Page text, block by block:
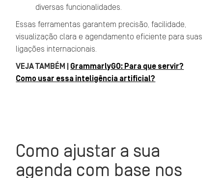
diversas funcionalidades.
Essas ferramentas garantem precisão, facilidade,
visualização clara e agendamento eficiente para suas
ligações internacionais.
VEJA TAMBÉM | GrammarlyGO: Para que servir?
Como usar essa inteligência artificial?
Como ajustar a sua
agenda com base nos